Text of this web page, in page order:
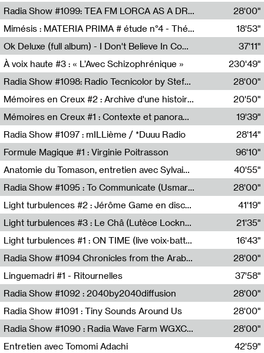
Nathalie Lacroix,Gabriel Gauthier
Radia Show #1099: TEA FM LORCA AS A DREAM
TEAFM
28'00"
Mimésis : MATERIA PRIMA # étude n°4 - Théâtre de l’Aquarium
Francesco Russo,Scuola della Crisi
18'53"
Ok Deluxe (full album) - I Don't Believe In Computing
37'11"
À voix haute #3 : « L’Avec Schizophrénique »
230'49"
Radia Show #1098: Radio Tecnicolor by Stefan Nussbaumer & Georg Zichy (Radio Orange 94.0)
Radio Orange 94.0
28'00"
Mémoires en Creux #2 : Archive d'une histoire artistique
Sophie Auger-Grappin
20'50"
Mémoires en Creux #1 : Contexte et panorama
Sophie Auger-Grappin
19'39"
Radia Show #1097 : mILLième / *Duuu Radio
28'14"
Formule Magique #1 : Virginie Poitrasson
Nathalie Lacroix,Virginie Poitrasson
96'10"
Anatomie du Tomason, entretien avec Sylvain Cardonnel
Loraine Baud,Sylvain Cardonnel
40'55"
Radia Show #1095 : To Communicate (Usmaradio)
Usmaradio
28'00"
Light turbulences #2 : Jérôme Game en discussion avec Thomas Corlin
41'19"
Light turbulences #3 : Le Châ (Lutèce Lockness)
Lutèce Lockness
21'35"
Light turbulences #1 : ON TIME (live voix-batterie) avec Jérôme Game & Jean-Michel Espitallier
Jérôme Game,Jean-Michel Espitallier
16'43"
Radia Show #1094 Chronicles from the Arab Cold War by Ghazi Barakat
Reboot.fm
28'00"
Linguemadri #1 - Ritournelles
Meris Angioletti
37'58"
Radia Show #1092 : 2040by2040diffusion
Diffusion FM
28'00"
Radia Show #1091 : Tiny Sounds Around Us
Radio Študent
28'00"
Radia Show #1090 : Radia Wave Farm WGXC Corey De Juan Sherrard Jr Startalk
Wave Farm
28'00"
Entretien avec Tomomi Adachi
42'59"